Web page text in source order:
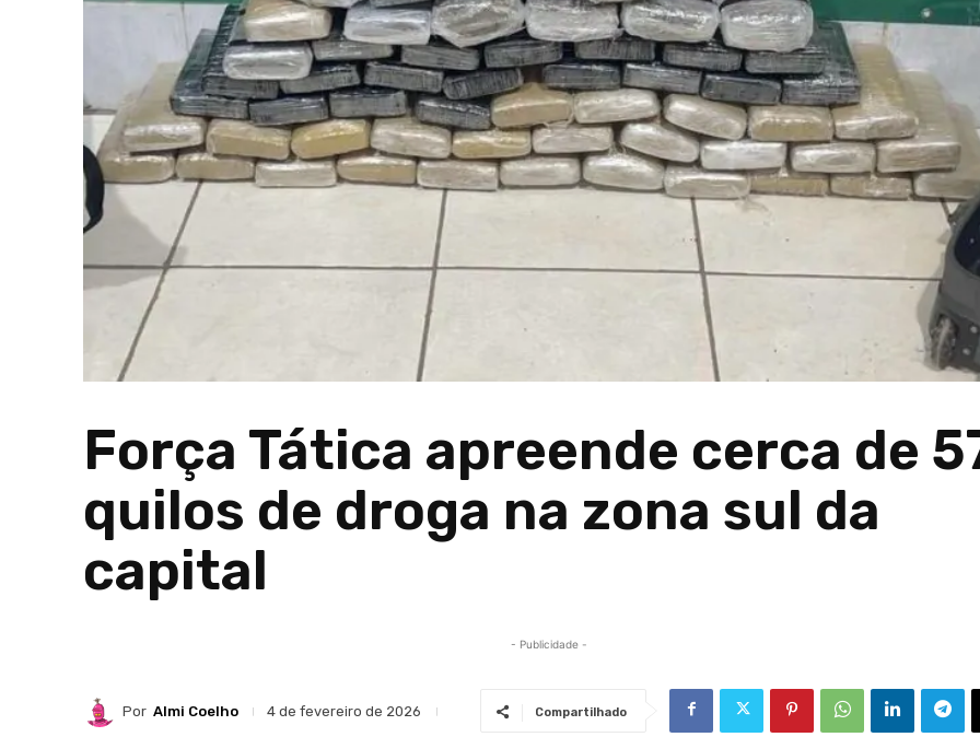
Força Tática apreende cerca de
quilos de droga na zona sul da
capital
- Publicidade -
Por Almi Coelho 4 de fevereiro de 2026 Compartilhado